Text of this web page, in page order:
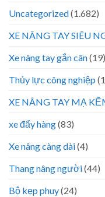
Uncategorized(1.682)
XE NÂNG TAY SIÊU
Xe nâng tay gắn cân(19)
Thủy lực công nghiệp
XE NÂNG TAY MẠ
xe đẩy hàng(83)
Xe nâng càng dài(4)
Thang nâng người(44)
Bộ kẹp phuy(24)